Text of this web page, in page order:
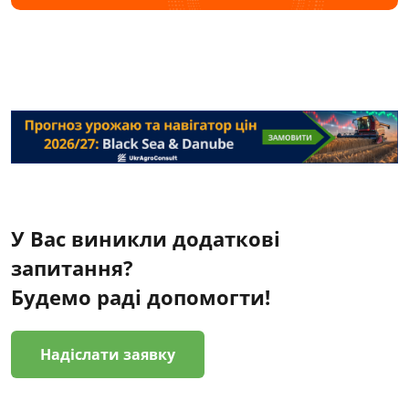
У Вас виникли додаткові
запитання?
Будемо раді допомогти!
Надіслати заявку